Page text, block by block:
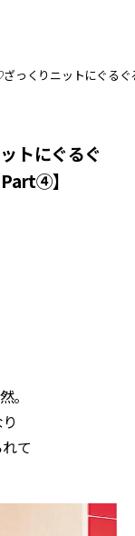
っくりニットにぐる
トにぐるぐ
】
。
て